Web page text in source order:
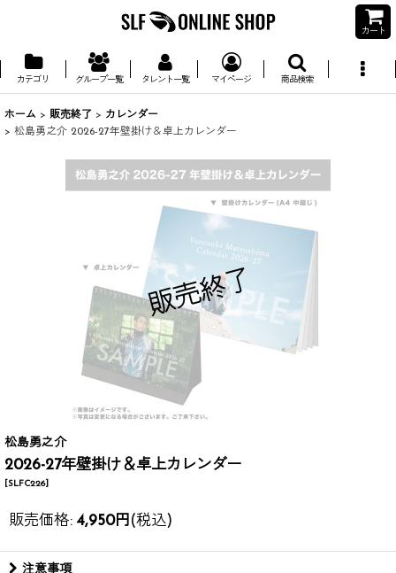
カート
カテゴリ グループ一覧 タレント一覧 マイページ 商品検索
ホーム > 販売終了 > カレンダー
> 松島勇之介 2026-27年壁掛け＆卓上カレンダー
松島勇之介
2026-27年壁掛け＆卓上カレンダー
[SLFC226]
販売価格: 4,950円 (税込)
注意事項